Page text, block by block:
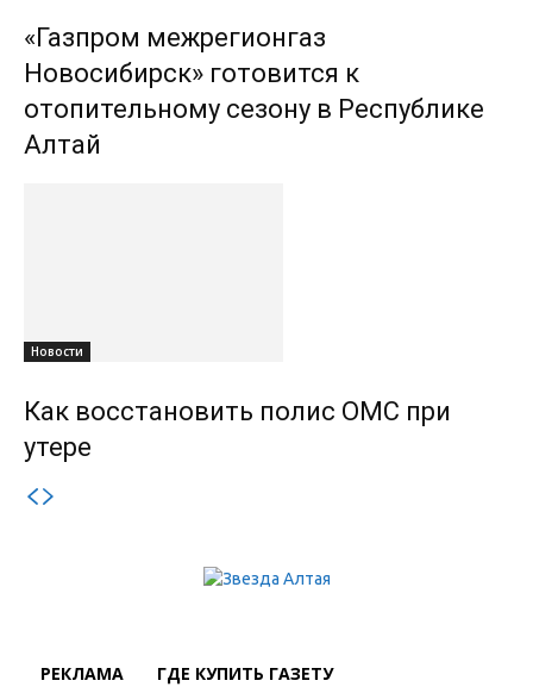
«Газпром межрегионгаз
Новосибирск» готовится к
отопительному сезону в Республике
Алтай
Новости
Как восстановить полис ОМС при
утере
РЕКЛАМА ГДЕ КУПИТЬ ГАЗЕТУ